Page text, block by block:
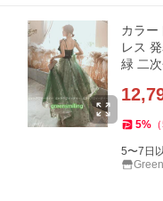
カラー
レス
緑 二
5% （
5〜7日